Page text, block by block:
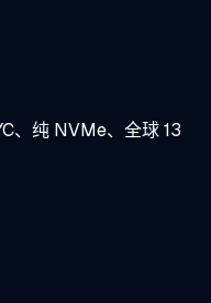
、纯 NVMe、全球 13